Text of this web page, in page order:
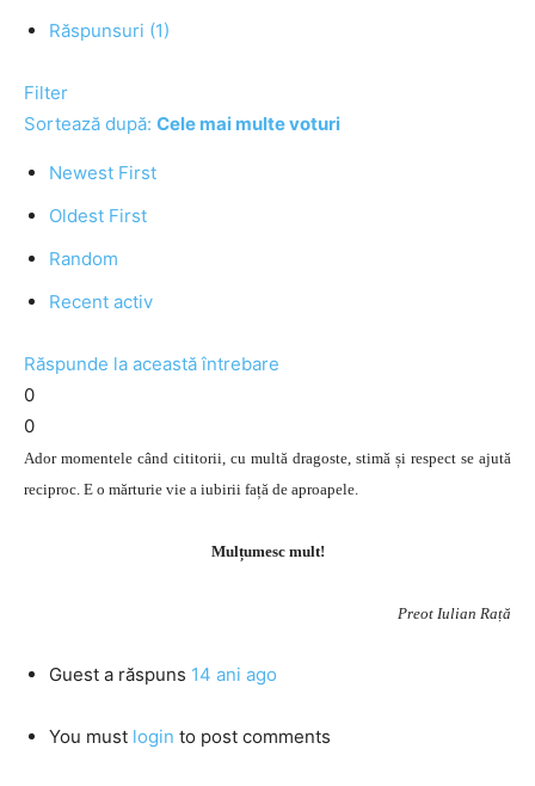
Răspunsuri (1)
Filter
Sortează după: Cele mai multe voturi
Newest First
Oldest First
Random
Recent activ
Răspunde la această întrebare
0
0
Ador momentele când cititorii, cu multă dragoste, stimă și respect se ajută
reciproc. E o mărturie vie a iubirii față de aproapele.
Mulțumesc mult!
Preot Iulian Rață
Guest a răspuns 14 ani ago
You must login to post comments